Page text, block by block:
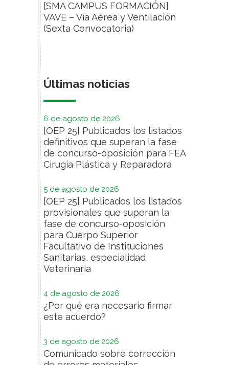
[SMA CAMPUS FORMACIÓN]
VAVE – Vía Aérea y Ventilación
(Sexta Convocatoria)
Últimas noticias
6 de agosto de 2026
[OEP 25] Publicados los listados
definitivos que superan la fase
de concurso-oposición para FEA
Cirugía Plástica y Reparadora
5 de agosto de 2026
[OEP 25] Publicados los listados
provisionales que superan la
fase de concurso-oposición
para Cuerpo Superior
Facultativo de Instituciones
Sanitarias, especialidad
Veterinaria
4 de agosto de 2026
¿Por qué era necesario firmar
este acuerdo?
3 de agosto de 2026
Comunicado sobre corrección